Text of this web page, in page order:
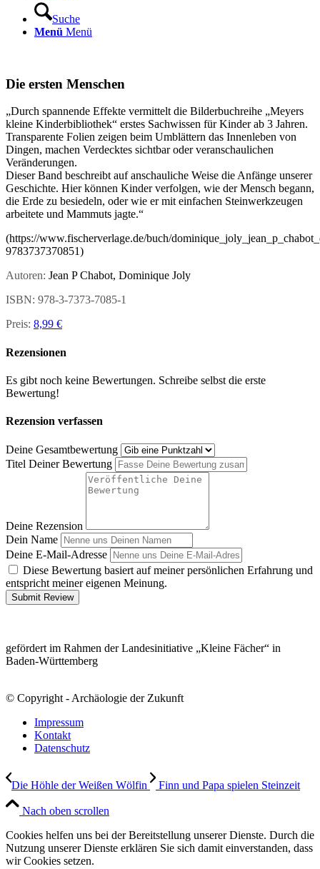
Suche
Menü Menü
Die ersten Menschen
„Durch spannende Effekte vermittelt die Bilderbuchreihe „Meyers
kleine Kinderbibliothek“ erstes Sachwissen für Kinder ab 3 Jahren.
Transparente Folien zeigen beim Umblättern das Innenleben von
Dingen, machen Verdecktes sichtbar oder veranschaulichen
Veränderungen.
Dieser Band beschreibt auf anschauliche Weise die Anfänge unserer
Geschichte. Hier können Kinder verfolgen, wie der Mensch begann,
die Erde zu besiedeln, oder wie er mit einfachen Steinwerkzeugen
arbeitete und Mammuts jagte.“
(https://www.fischerverlage.de/buch/
9783737370851)
Autoren: Jean P Chabot, Dominique Joly
ISBN: 978-3-7373-7085-1
Preis: 8,99 €
Rezensionen
Es gibt noch keine Bewertungen. Schreibe selbst die erste
Bewertung!
Rezension verfassen
Deine Gesamtbewertung
Titel Deiner Bewertung
Deine Rezension
Dein Name
Deine E-Mail-Adresse
Diese Bewertung basiert auf meiner persönlichen Erfahrung und
entspricht meiner eigenen Meinung.
Submit Review
gefördert im Rahmen der Landesinitiative „Kleine Fächer“ in
Baden-Württemberg
© Copyright - Archäologie der Zukunft
Impressum
Kontakt
Datenschutz
Die Höhle der Weißen Wölfin Finn und Papa spielen Steinzeit
Nach oben scrollen
Cookies helfen uns bei der Bereitstellung unserer Dienste. Durch die
Nutzung unserer Dienste erklären Sie sich damit einverstanden, dass
wir Cookies setzen.